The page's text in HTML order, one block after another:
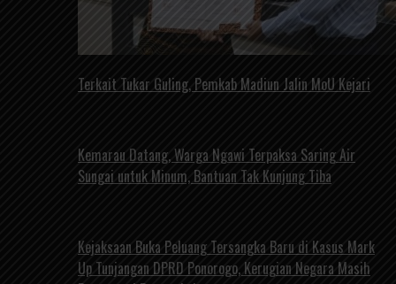
Terkait Tukar Guling, Pemkab Madiun Jalin MoU Kejari
Kemarau Datang, Warga Ngawi Terpaksa Saring Air
Sungai untuk Minum, Bantuan Tak Kunjung Tiba
Kejaksaan Buka Peluang Tersangka Baru di Kasus Mark
Up Tunjangan DPRD Ponorogo, Kerugian Negara Masih